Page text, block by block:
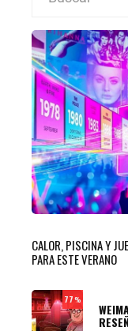
CALOR, PISCINA Y
PARA ESTE VERANO
77%